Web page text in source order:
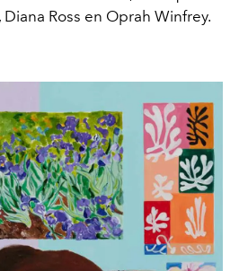
Ross en Oprah Winfrey.